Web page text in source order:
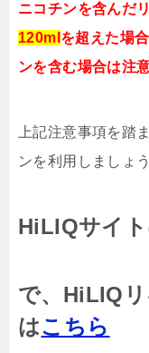
ニコチンを含んだ
120ml を超えた場
ンを含む場合は注
上記注意事項を踏
ンを利用しましょう
HiLIQサイ
で、HiLIQ
はこちら